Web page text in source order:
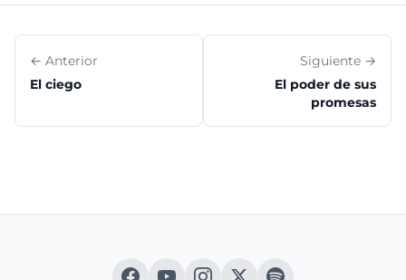
← Anterior
El ciego
Siguiente →
El poder de sus
promesas